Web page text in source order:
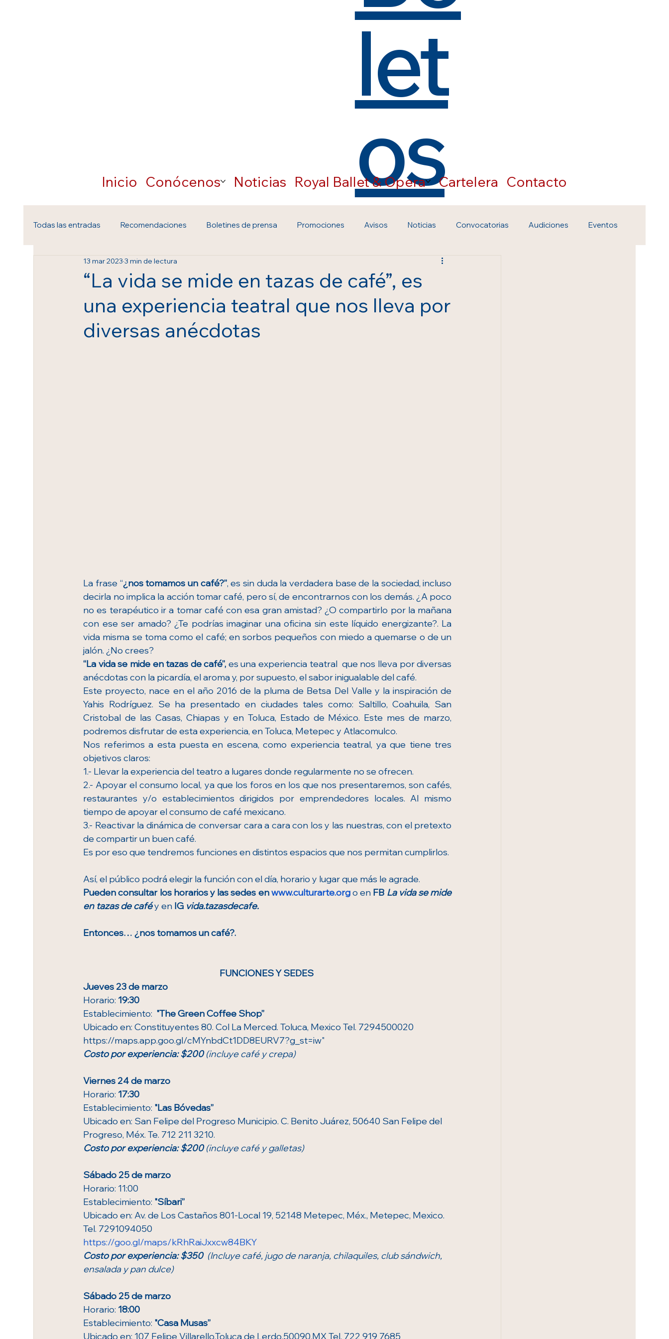
let
os
Inicio Conócenos Noticias Royal Ballet & Opera Cartelera Contacto
Todas las entradas Recomendaciones Boletines de prensa Promociones Avisos Noticias Convocatorias Audiciones Eventos
Royal Ballet & Opera
“La vida se mide en tazas de café”, es
una experiencia teatral que nos lleva por
diversas anécdotas
13 mar 2023 3 min de lectura
La frase “¿nos tomamos un café?”, es sin duda la verdadera base de la sociedad, incluso
decirla no implica la acción tomar café, pero sí, de encontrarnos con los demás. ¿A poco
no es terapéutico ir a tomar café con esa gran amistad? ¿O compartirlo por la mañana
con ese ser amado? ¿Te podrías imaginar una oficina sin este líquido energizante?. La
vida misma se toma como el café; en sorbos pequeños con miedo a quemarse o de un
jalón. ¿No crees?
“La vida se mide en tazas de café”, es una experiencia teatral  que nos lleva por diversas
anécdotas con la picardía, el aroma y, por supuesto, el sabor inigualable del café.
Este proyecto, nace en el año 2016 de la pluma de Betsa Del Valle y la inspiración de
Yahis Rodríguez. Se ha presentado en ciudades tales como: Saltillo, Coahuila, San
Cristobal de las Casas, Chiapas y en Toluca, Estado de México. Este mes de marzo,
podremos disfrutar de esta experiencia, en Toluca, Metepec y Atlacomulco.
Nos referimos a esta puesta en escena, como experiencia teatral, ya que tiene tres
objetivos claros:
1.- Llevar la experiencia del teatro a lugares donde regularmente no se ofrecen.
2.- Apoyar el consumo local, ya que los foros en los que nos presentaremos, son cafés,
restaurantes y/o establecimientos dirigidos por emprendedores locales. Al mismo
tiempo de apoyar el consumo de café mexicano.
3.- Reactivar la dinámica de conversar cara a cara con los y las nuestras, con el pretexto
de compartir un buen café.
Es por eso que tendremos funciones en distintos espacios que nos permitan cumplirlos.
Así, el público podrá elegir la función con el día, horario y lugar que más le agrade.
Pueden consultar los horarios y las sedes en www.culturarte.orgo en FB La vida se mide
en tazas de café y en IG vida.tazasdecafe.
Entonces… ¿nos tomamos un café?.
FUNCIONES Y SEDES
Jueves 23 de marzo
Horario: 19:30
Establecimiento: "The Green Coffee Shop”
Ubicado en: Constituyentes 80. Col La Merced. Toluca, Mexico Tel. 7294500020
https://maps.app.goo.gl/cMYnbdCt1DD8EURV7?g_st=iw"
Costo por experiencia: $200 (incluye café y crepa)
Viernes 24 de marzo
Horario: 17:30
Establecimiento: "Las Bóvedas”
Ubicado en: San Felipe del Progreso Municipio. C. Benito Juárez, 50640 San Felipe del
Progreso, Méx. Te. 712 211 3210.
Costo por experiencia: $200 (incluye café y galletas)
Sábado 25 de marzo
Horario: 11:00
Establecimiento: "Síbari”
Ubicado en: Av. de Los Castaños 801-Local 19, 52148 Metepec, Méx., Metepec, Mexico.
Tel. 7291094050
https://goo.gl/maps/kRhRaiJxxcw84BKY
Costo por experiencia: $350
  (Incluye café, jugo de naranja, chilaquiles, club sándwich,
ensalada y pan dulce)
Sábado 25 de marzo
Horario: 18:00
Establecimiento: "Casa Musas”
Ubicado en: 107 Felipe Villarello,Toluca de Lerdo,50090,MX Tel. 722 919 7685